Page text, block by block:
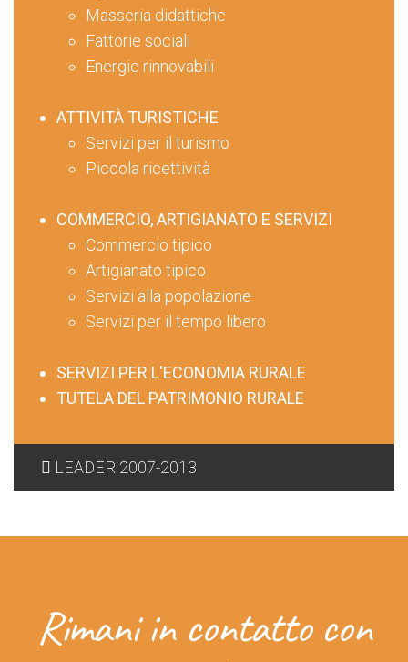
Masseria didattiche
Fattorie sociali
Energie rinnovabili
ATTIVITÀ TURISTICHE
Servizi per il turismo
Piccola ricettività
COMMERCIO, ARTIGIANATO E SERVIZI
Commercio tipico
Artigianato tipico
Servizi alla popolazione
Servizi per il tempo libero
SERVIZI PER L'ECONOMIA RURALE
TUTELA DEL PATRIMONIO RURALE
LEADER 2007-2013
Rimani in contatto con